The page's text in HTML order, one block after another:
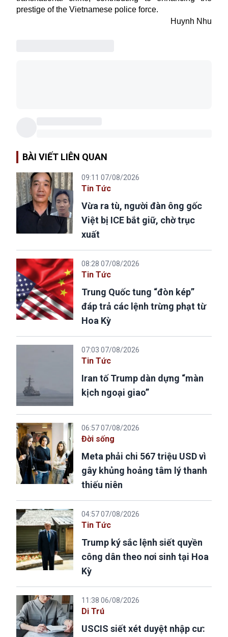
prestige of the Vietnamese police force.
Huynh Nhu
BÀI VIẾT LIÊN QUAN
09:11 07/08/2026
Tin Tức
Vừa ra tù, người đàn ông gốc
Việt bị ICE bắt giữ, chờ trục
xuất
08:28 07/08/2026
Tin Tức
Trung Quốc tung “đòn kép”
đáp trả các lệnh trừng phạt từ
Hoa Kỳ
07:03 07/08/2026
Tin Tức
Iran tố Trump dàn dựng “màn
kịch ngoại giao”
06:57 07/08/2026
Đời sống
Meta phải chi 567 triệu USD vì
gây khủng hoảng tâm lý thanh
thiếu niên
04:57 07/08/2026
Tin Tức
Trump ký sắc lệnh siết quyền
công dân theo nơi sinh tại Hoa
Kỳ
11:38 06/08/2026
Di Trú
USCIS siết xét duyệt nhập cư: